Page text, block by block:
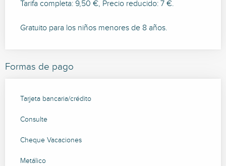
Tarifa completa: 9,50 €, Precio reducido: 7 €.
Gratuito para los niños menores de 8 años.
Formas de pago
Tarjeta bancaria/crédito
Consulte
Cheque Vacaciones
Metálico